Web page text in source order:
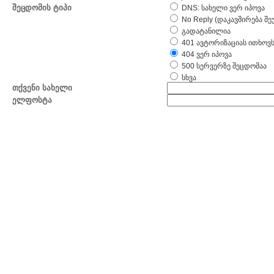
შეცდომის ტიპი
DNS: სახელი ვერ იპოვა
No Reply (დაკავშირება
გადატანილია
401 ავტორიზაციას ითხოვს
404 ვერ იპოვა
500 სერვერზე შეცდომაა
სხვა
თქვენი სახელი
ელფოსტა